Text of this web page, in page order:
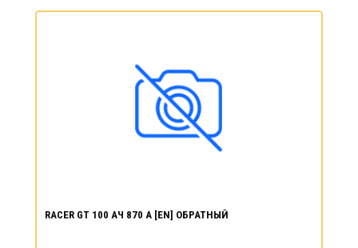
RACER GT 100 АЧ 870 А [EN] ОБРАТНЫЙ